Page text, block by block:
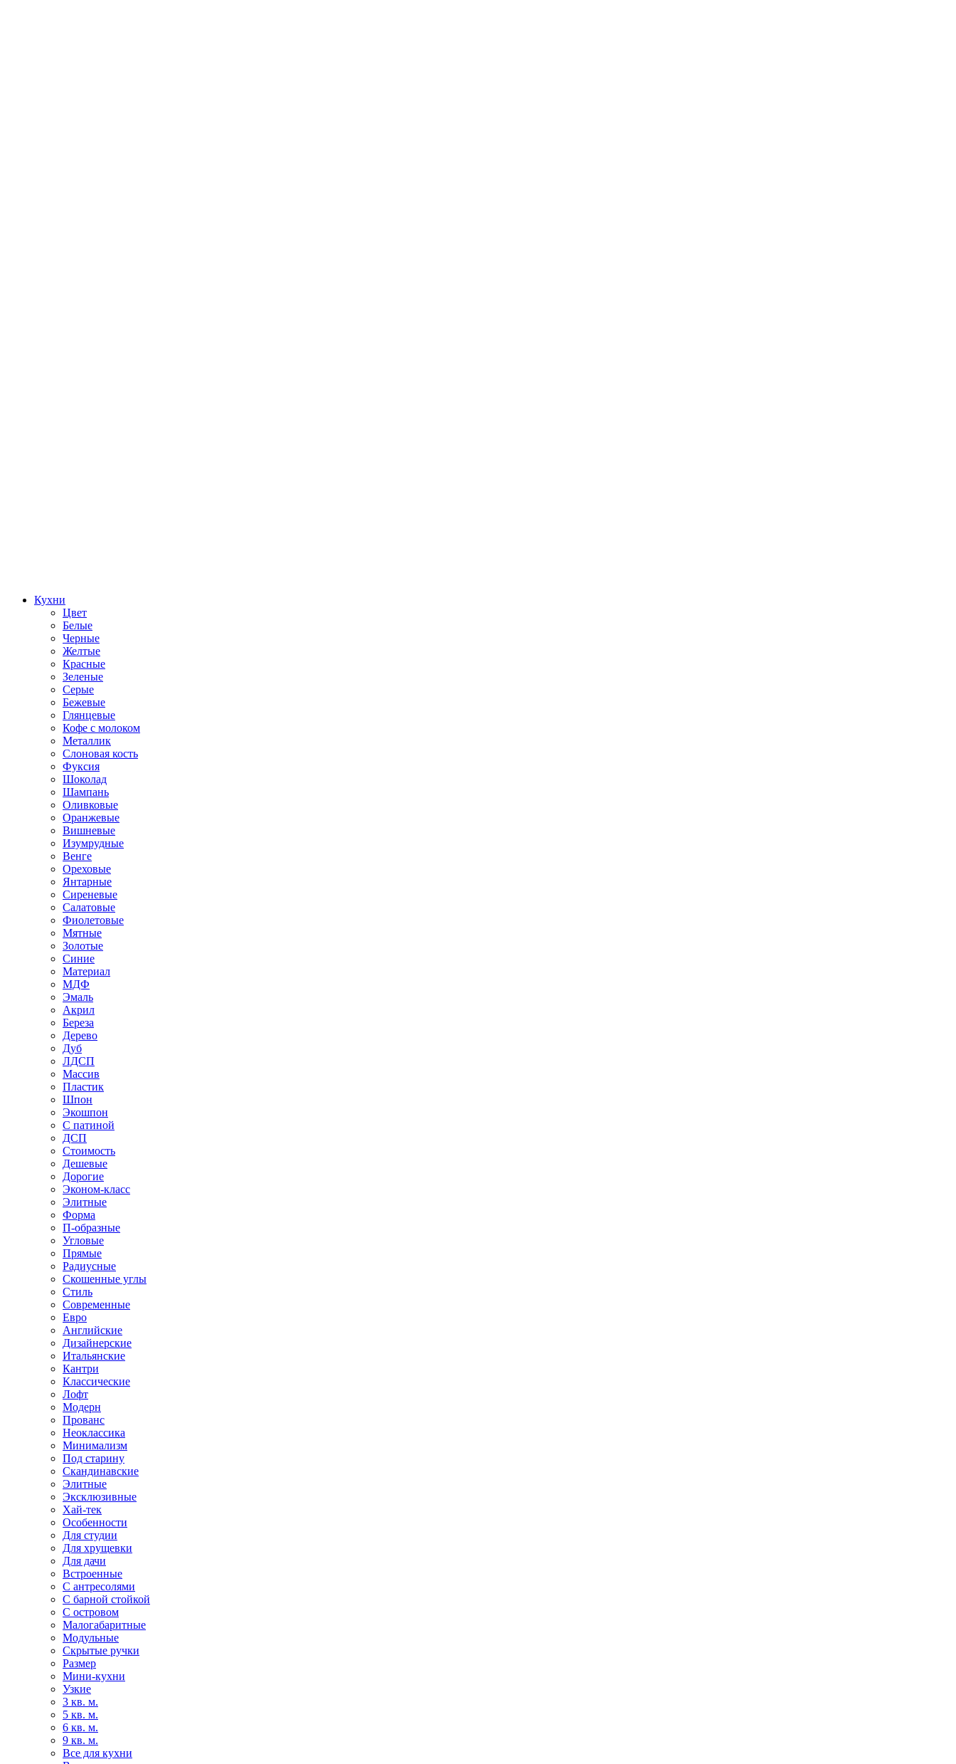
Кухни
Цвет
Белые
Черные
Желтые
Красные
Зеленые
Серые
Бежевые
Глянцевые
Кофе с молоком
Металлик
Слоновая кость
Фуксия
Шоколад
Шампань
Оливковые
Оранжевые
Вишневые
Изумрудные
Венге
Ореховые
Янтарные
Сиреневые
Салатовые
Фиолетовые
Мятные
Золотые
Синие
Материал
МДФ
Эмаль
Акрил
Береза
Дерево
Дуб
ЛДСП
Массив
Пластик
Шпон
Экошпон
С патиной
ДСП
Стоимость
Дешевые
Дорогие
Эконом-класс
Элитные
Форма
П-образные
Угловые
Прямые
Радиусные
Скошенные углы
Стиль
Современные
Евро
Английские
Дизайнерские
Итальянские
Кантри
Классические
Лофт
Модерн
Прованс
Неоклассика
Минимализм
Под старину
Скандинавские
Элитные
Эксклюзивные
Хай-тек
Особенности
Для студии
Для хрущевки
Для дачи
Встроенные
С антресолями
С барной стойкой
С островом
Малогабаритные
Модульные
Скрытые ручки
Размер
Мини-кухни
Узкие
3 кв. м.
5 кв. м.
6 кв. м.
9 кв. м.
Все для кухни